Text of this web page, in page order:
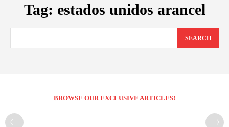
Tag: estados unidos arancel
SEARCH
BROWSE OUR EXCLUSIVE ARTICLES!